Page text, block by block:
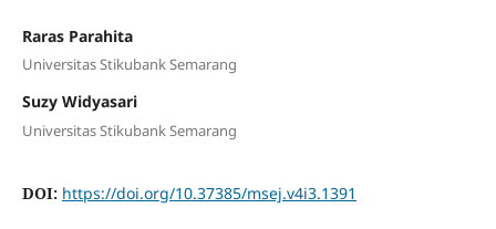
Raras Parahita
Universitas Stikubank Semarang
Suzy Widyasari
Universitas Stikubank Semarang
DOI: https://doi.org/10.37385/msej.v4i3.1391